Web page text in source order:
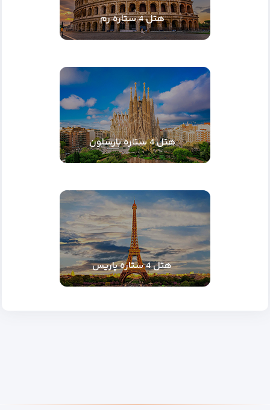
هتل 4 ستاره رم
هتل 4 ستاره بارسلون
هتل 4 ستاره پاریس